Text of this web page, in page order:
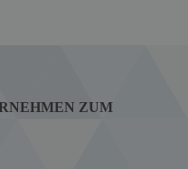
ZUM